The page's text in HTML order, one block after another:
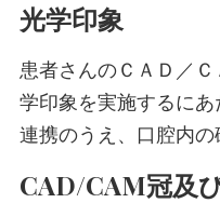
光学印象
患者さんのＣＡＤ／
学印象を実施するに
連携のうえ、口腔内の
CAD/CAM冠及